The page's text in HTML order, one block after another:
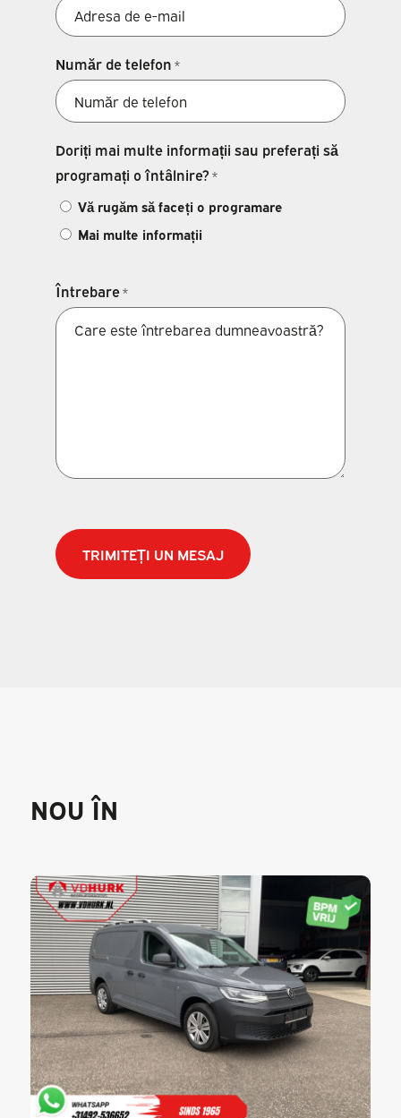
Număr de telefon *
Doriți mai multe informații sau preferați să
programați o întâlnire? *
Vă rugăm să faceți o programare
Mai multe informații
Întrebare*
NOU ÎN